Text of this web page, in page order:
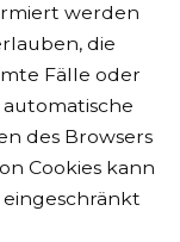
werden
die
Fälle oder
des Browsers
Cookies kann